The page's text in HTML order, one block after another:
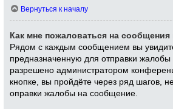
Вернуться к началу
Как мне пожаловаться на
Рядом с каждым сообщением вы
предназначенную для отправки жалобы
разрешено администратором
кнопке, вы пройдёте через ряд шагов,
оправки жалобы на сообщение.